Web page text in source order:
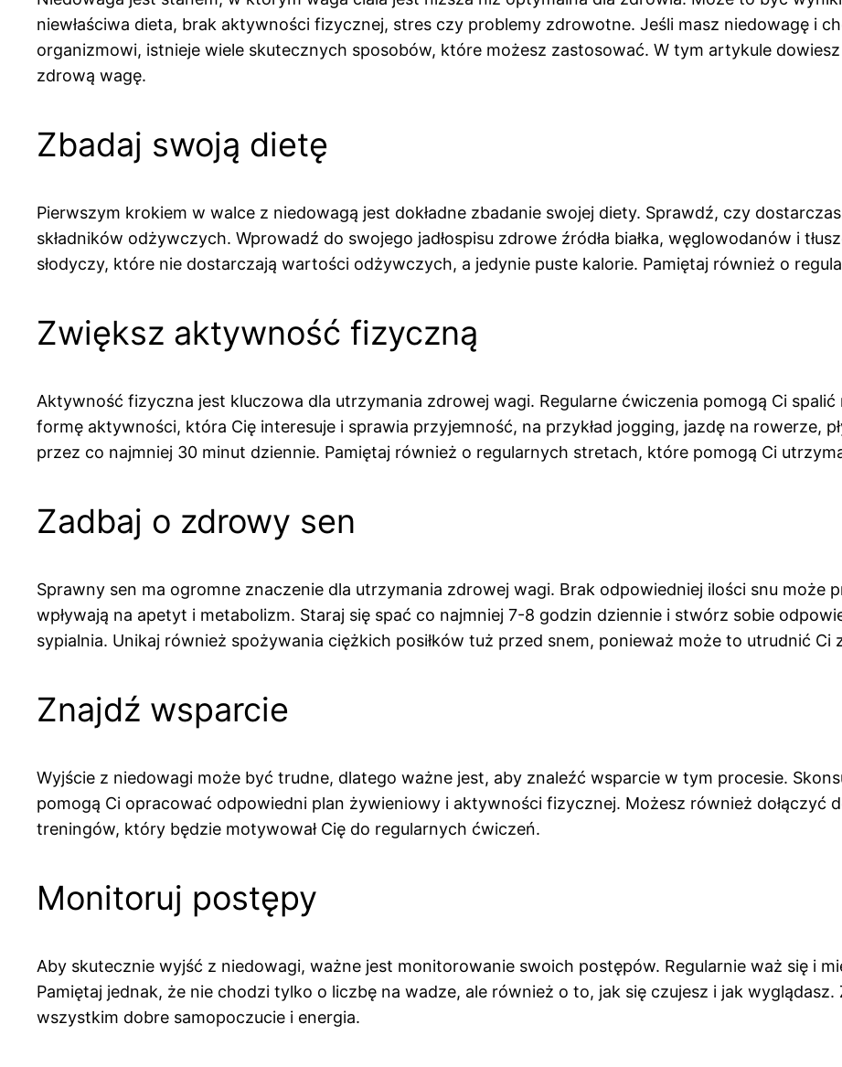
niewłaściwa dieta, brak aktywności fizycznej, stres czy problemy zdrowotne. Jeśli masz niedowagę i
organizmowi, istnieje wiele skutecznych sposobów, które możesz zastosować. W tym artykule
zdrową wagę.
Zbadaj swoją dietę
Pierwszym krokiem w walce z niedowagą jest dokładne zbadanie swojej diety. Sprawdź, czy
składników odżywczych. Wprowadź do swojego jadłospisu zdrowe źródła białka, węglowodanów i
słodyczy, które nie dostarczają wartości odżywczych, a jedynie puste kalorie. Pamiętaj również o
Zwiększ aktywność fizyczną
Aktywność fizyczna jest kluczowa dla utrzymania zdrowej wagi. Regularne ćwiczenia pomogą Ci
formę aktywności, która Cię interesuje i sprawia przyjemność, na przykład jogging, jazdę na rowerze,
przez co najmniej 30 minut dziennie. Pamiętaj również o regularnych stretach, które pomogą Ci
Zadbaj o zdrowy sen
Sprawny sen ma ogromne znaczenie dla utrzymania zdrowej wagi. Brak odpowiedniej ilości snu
wpływają na apetyt i metabolizm. Staraj się spać co najmniej 7-8 godzin dziennie i stwórz sobie
sypialnia. Unikaj również spożywania ciężkich posiłków tuż przed snem, ponieważ może to utrudnić Ci
Znajdź wsparcie
Wyjście z niedowagi może być trudne, dlatego ważne jest, aby znaleźć wsparcie w tym procesie.
pomogą Ci opracować odpowiedni plan żywieniowy i aktywności fizycznej. Możesz również dołączyć
treningów, który będzie motywował Cię do regularnych ćwiczeń.
Monitoruj postępy
Aby skutecznie wyjść z niedowagi, ważne jest monitorowanie swoich postępów. Regularnie waż się i
Pamiętaj jednak, że nie chodzi tylko o liczbę na wadze, ale również o to, jak się czujesz i jak
wszystkim dobre samopoczucie i energia.